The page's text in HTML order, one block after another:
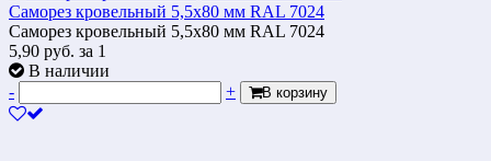
Саморез кровельный 5,5x80 мм RAL 7024
Саморез кровельный 5,5x80 мм RAL 7024
5,90 руб. за 1
В наличии
-
+ В корзину